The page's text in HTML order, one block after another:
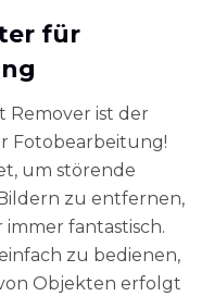
für
Remover ist der
Fotobearbeitung!
um störende
zu entfernen,
immer fantastisch.
zu bedienen,
Objekten erfolgt